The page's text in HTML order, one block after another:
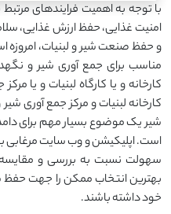
با توجه به اهمیت فرایندهای
امنیت غذایی، حفظ ارزش غذایی،
و حفظ صنعت شیر و لبنیات، امروزه
مناسب برای جمع آوری شیر و
کارخانه و یا کارگاه لبنیات و یا
کارخانه لبنیات و مرکز جمع آوری
شیر یک موضوع بسیار مهم برای
است. اپلیکیشن و وب سایت مرغابی
سهولت نسبت به بررسی و مقایسه
بهترین انتخاب ممکن را جهت حفظ
خود داشته باشند.